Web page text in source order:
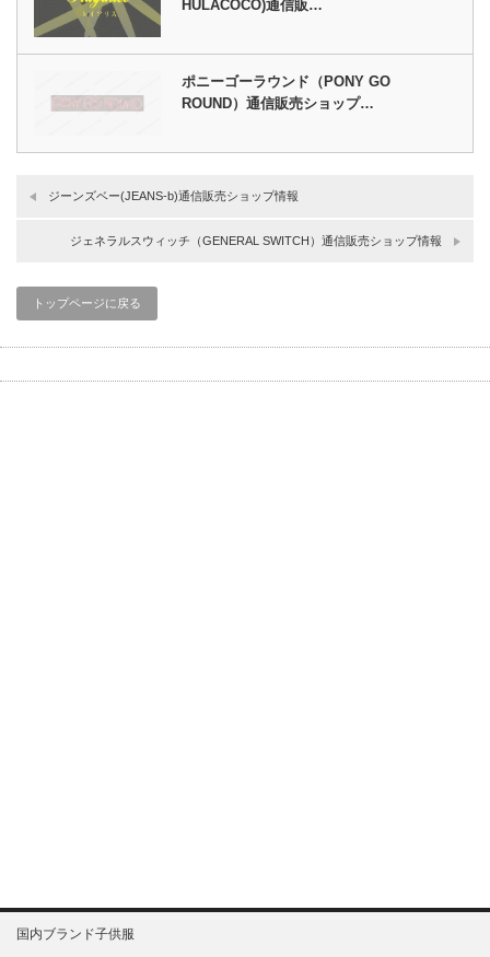
HULACOCO)通信販…
ポニーゴーラウンド（PONY GO
ROUND）通信販売ショップ…
ジーンズベー(JEANS-b)通信販売ショップ情報
ジェネラルスウィッチ（GENERAL SWITCH）通信販売ショップ情報
トップページに戻る
国内ブランド子供服